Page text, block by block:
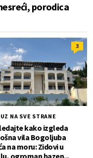
porodica
3
NA SVE STRANE
kako izgleda
vila Bogoljuba
na moru: Zidovi u
ogroman bazen...